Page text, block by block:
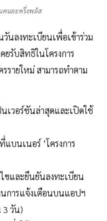
คนละครึ่งพลัส
วันลงทะเบียนเพื่อเข้าร่วม
ยรับสิทธิในโครงการ
รายใหม่ สามารถทำตาม
เวอร์ชันล่าสุดและเปิดใช้
บนเนอร์ ’โครงการ
ขและยืนยันลงทะเบียน
การแจ้งเตือนบนแอปฯ
3 วัน)